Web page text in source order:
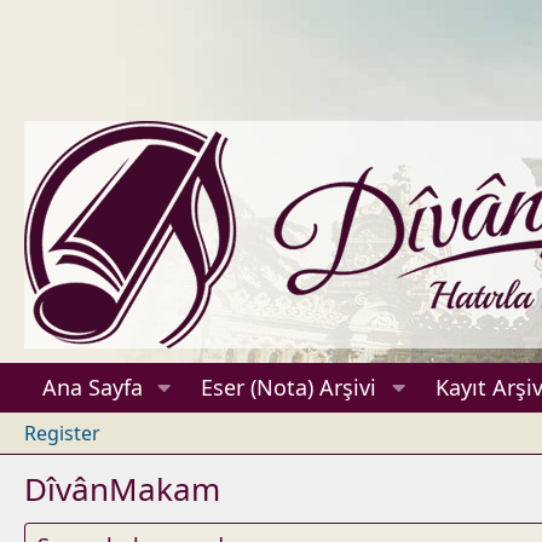
Ana Sayfa Eser (Nota) Arşivi Kayıt
Register
DîvânMakam